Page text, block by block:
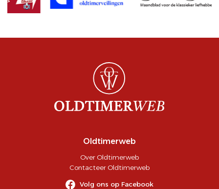
Oldtimerweb
Over Oldtimerweb
Contacteer Oldtimerweb
Volg ons op Facebook